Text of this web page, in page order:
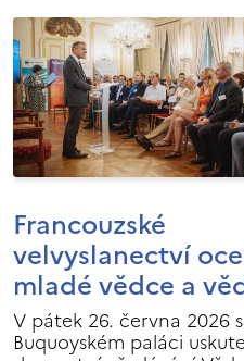
Francouzské
velvyslanectví
mladé vědce a
V pátek 26. června 2026
Buquoyském paláci